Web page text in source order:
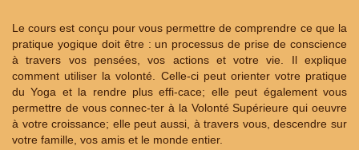
Le cours est conçu pour vous permettre de comprendre ce que la
pratique yogique doit être : un processus de prise de conscience
à travers vos pensées, vos actions et votre vie. Il explique
comment utiliser la volonté. Celle-ci peut orienter votre pratique
du Yoga et la rendre plus effi-cace; elle peut également vous
permettre de vous connec-ter à la Volonté Supérieure qui oeuvre
à votre croissance; elle peut aussi, à travers vous, descendre sur
votre famille, vos amis et le monde entier.